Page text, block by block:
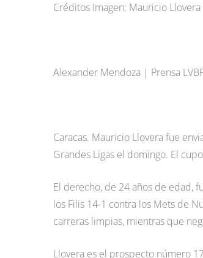
Créditos Imagen: Mauricio
Alexander Mendoza | Prensa
Caracas. Mauricio Llovera fue
Grandes Ligas el domingo. El
El derecho, de 24 años de edad,
los Filis 14-1 contra los Mets de
carreras limpias, mientras que
Llovera es el prospecto número